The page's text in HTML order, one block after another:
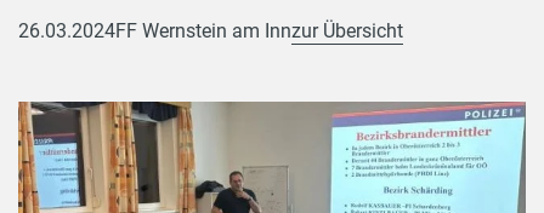
26.03.2024FF Wernstein am Innzur Übersicht